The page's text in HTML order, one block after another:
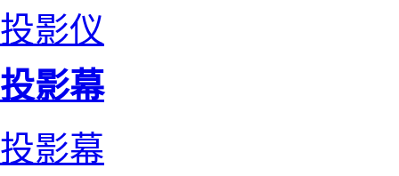
投影仪
投影幕
投影幕